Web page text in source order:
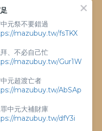
～下午6點
：
：
路238號
元祭不要錯過
mazubuy.tw/fsTKX
、不必自己忙
mazubuy.tw/Gur1W
元超渡亡者
mazubuy.tw/AbSAp
中元大補財庫
mazubuy.tw/dfY3i